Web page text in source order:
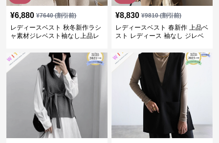
¥6,880 ¥7640(割引前)
レディースベスト 秋冬新作ラシ
ャ素材ジレベスト袖なし上品レ
¥8,830 ¥9810(割引前)
レディースベスト 春新作 上品ベ
スト レディース 袖なし ジレベ